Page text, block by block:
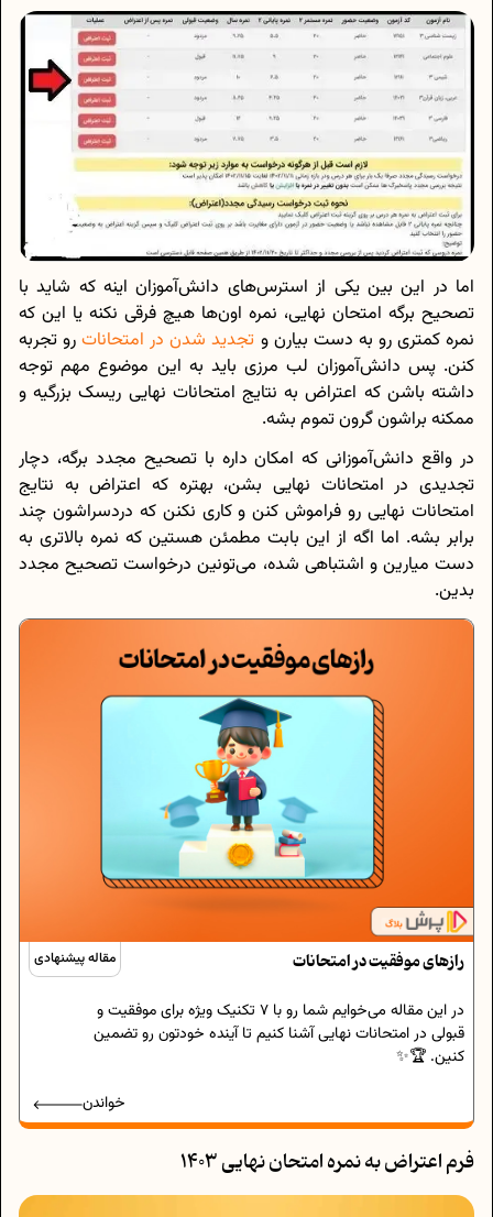
اما در این بین یکی از استرس‌های دانش‌آموزان اینه که شاید با
تصحیح برگه امتحان نهایی، نمره اون‌ها هیچ فرقی نکنه یا این که
نمره کمتری رو به دست بیارن و تجدید شدن در امتحاناترو تجربه
کنن. پس دانش‌آموزان لب مرزی باید به این موضوع مهم توجه
داشته باشن که اعتراض به نتایج امتحانات نهایی ریسک بزرگیه و
ممکنه براشون گرون تموم بشه.
در واقع دانش‌آموزانی که امکان داره با تصحیح مجدد برگه، دچار
تجدیدی در امتحانات نهایی بشن، بهتره که اعتراض به نتایج
امتحانات نهایی رو فراموش کنن و کاری نکنن که دردسراشون چند
برابر بشه. اما اگه از این بابت مطمئن هستین که نمره بالاتری به
دست میارین و اشتباهی شده، می‌تونین درخواست تصحیح مجدد
بدین.
مقاله پیشنهادی رازهای موفقیت در امتحانات
در این مقاله می‌خوایم شما رو با 7 تکنیک ویژه برای موفقیت و
قبولی در امتحانات نهایی آشنا کنیم تا آینده خودتون رو تضمین
کنین. 🏆✨
خواندن
فرم اعتراض به نمره امتحان نهایی ۱۴۰۳